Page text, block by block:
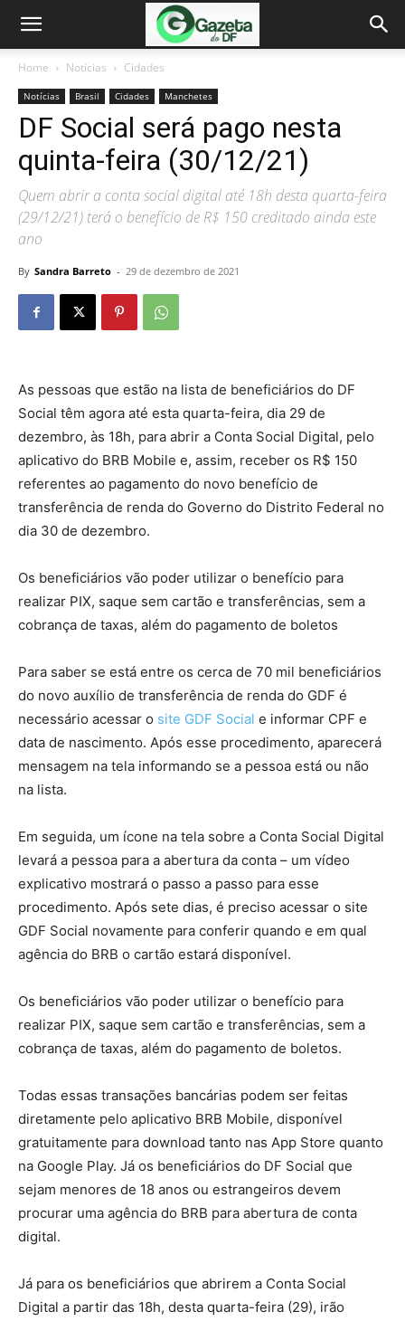
Home Notícias Cidades
Notícias Brasil Cidades Manchetes
DF Social será pago nesta
quinta-feira (30/12/21)
Quem abrir a conta social digital até 18h desta quarta-feira
(29/12/21) terá o benefício de R$ 150 creditado ainda este
ano
By Sandra Barreto - 29 de dezembro de 2021
As pessoas que estão na lista de beneficiários do DF
Social têm agora até esta quarta-feira, dia 29 de
dezembro, às 18h, para abrir a Conta Social Digital, pelo
aplicativo do BRB Mobile e, assim, receber os R$ 150
referentes ao pagamento do novo benefício de
transferência de renda do Governo do Distrito Federal no
dia 30 de dezembro.
Os beneficiários vão poder utilizar o benefício para
realizar PIX, saque sem cartão e transferências, sem a
cobrança de taxas, além do pagamento de boletos
Para saber se está entre os cerca de 70 mil beneficiários
do novo auxílio de transferência de renda do GDF é
necessário acessar o site GDF Social e informar CPF e
data de nascimento. Após esse procedimento, aparecerá
mensagem na tela informando se a pessoa está ou não
na lista.
Em seguida, um ícone na tela sobre a Conta Social Digital
levará a pessoa para a abertura da conta – um vídeo
explicativo mostrará o passo a passo para esse
procedimento. Após sete dias, é preciso acessar o site
GDF Social novamente para conferir quando e em qual
agência do BRB o cartão estará disponível.
Os beneficiários vão poder utilizar o benefício para
realizar PIX, saque sem cartão e transferências, sem a
cobrança de taxas, além do pagamento de boletos.
Todas essas transações bancárias podem ser feitas
diretamente pelo aplicativo BRB Mobile, disponível
gratuitamente para download tanto nas App Store quanto
na Google Play. Já os beneficiários do DF Social que
sejam menores de 18 anos ou estrangeiros devem
procurar uma agência do BRB para abertura de conta
digital.
Já para os beneficiários que abrirem a Conta Social
Digital a partir das 18h, desta quarta-feira (29), irão